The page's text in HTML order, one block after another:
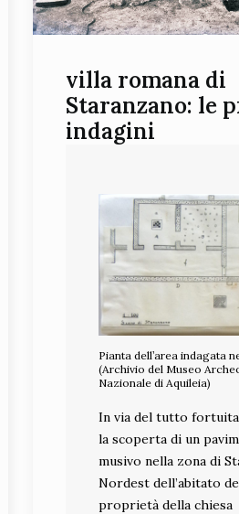
L’ambiente con le
suspensurae per il
riscaldamento a
SABAP FVG)
villa romana di
Staranzano: le
indagini
Pianta dell’area indagata
(Archivio del Museo
Nazionale di Aquileia)
In via del tutto fortuita
la scoperta di un
musivo nella zona di
Nordest dell’abitato
proprietà della chiesa